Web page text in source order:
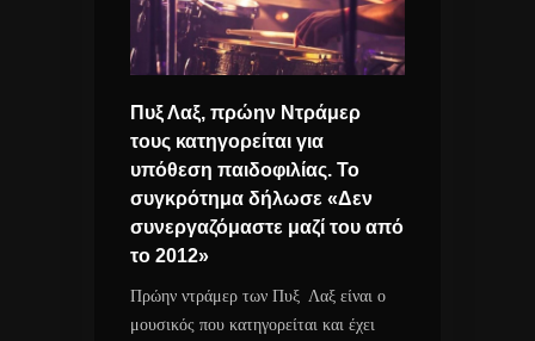
Πυξ Λαξ, πρώην Ντράμερ
τους κατηγορείται για
υπόθεση παιδοφιλίας. Το
συγκρότημα δήλωσε «Δεν
συνεργαζόμαστε μαζί του από
το 2012»
Πρώην ντράμερ των Πυξ Λαξ είναι ο
μουσικός που κατηγορείται και έχει